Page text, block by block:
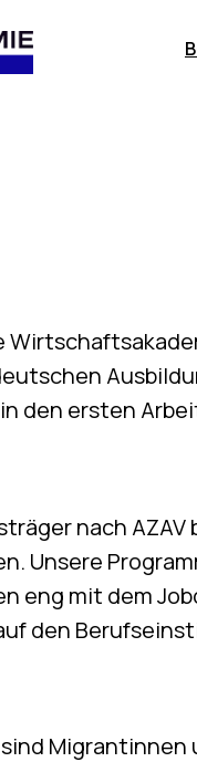
den ersten
nach
Unsere
eng mit dem
den